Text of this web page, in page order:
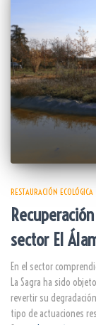
RESTAURACIÓN ECOLÓGICA
sector El
En el sector
La Sagra ha sido
revertir su
tipo de actuaciones